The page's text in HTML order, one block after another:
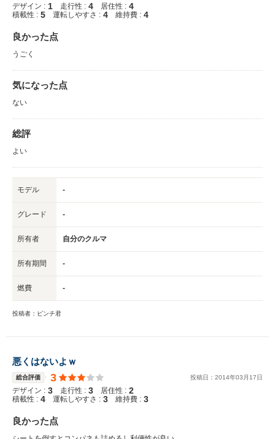
デザイン : 1 走行性 : 4 居住性 : 4
積載性 : 5 運転しやすさ : 4 維持費 : 4
良かった点
うごく
気になった点
ない
総評
よい
モデル -
グレード -
所有者 自分のクルマ
所有期間 -
燃費 -
投稿者：ピンチ君
悪くはないよｗ
総合評価 3 投稿日： 2014年03 月 17日
デザイン : 3 走行性 : 3 居住性 : 2
積載性 : 4 運転しやすさ : 3 維持費 : 3
良かった点